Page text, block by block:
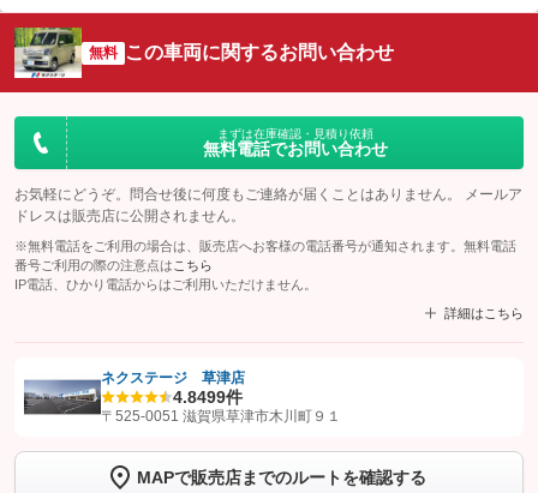
無料 この車両に関するお問い合わせ
まずは在庫確認・見積り依頼
無料電話でお問い合わせ
お気軽にどうぞ。問合せ後に何度もご連絡が届くことはありません。 メールア
ドレスは販売店に公開されません。
※無料電話をご利用の場合は、販売店へお客様の電話番号が通知されます。無料電話
番号ご利用の際の注意点は こちら
IP電話、ひかり電話からはご利用いただけません。
詳細はこちら
【STEP1】認証画面でグーネットを友だち追加してから「許可する」ボタンを押
トーク画面で
ボタンをタップして問い合わせを
ネクステージ 草津店
4.8499件
〒525-0051 滋賀県草津市木川町９１
MAPで販売店までのルートを確認する